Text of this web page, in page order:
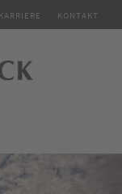
KARRIERE KONTAKT